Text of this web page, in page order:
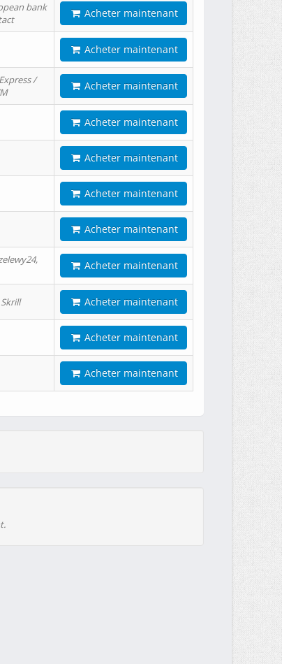
bank
Acheter maintenant
Acheter maintenant
/
Acheter maintenant
Acheter maintenant
Acheter maintenant
Acheter maintenant
Acheter maintenant
Acheter maintenant
Acheter maintenant
Acheter maintenant
Acheter maintenant